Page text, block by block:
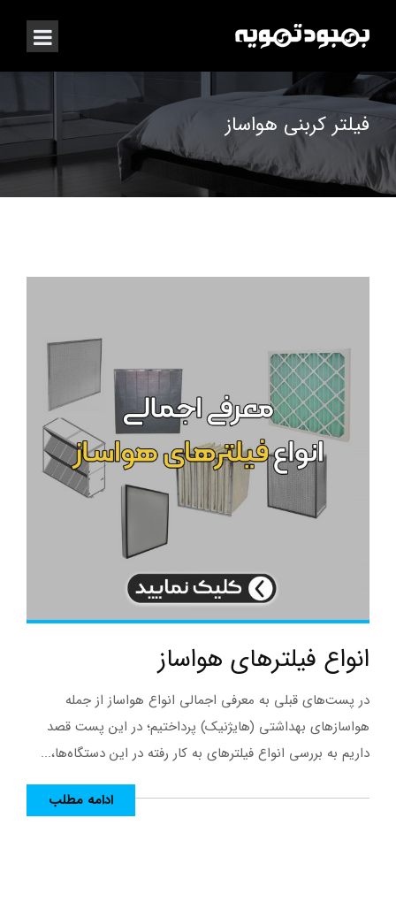
فیلتر کربنی هواساز
انواع فیلترهای هواساز
در پست‌های قبلی به معرفی اجمالی انواع هواساز از جمله
هواسازهای بهداشتی (هایژنیک) پرداختیم؛ در این پست قصد
داریم به بررسی انواع فیلترهای به کار رفته در این دستگاه‌ها،...
ادامه مطلب